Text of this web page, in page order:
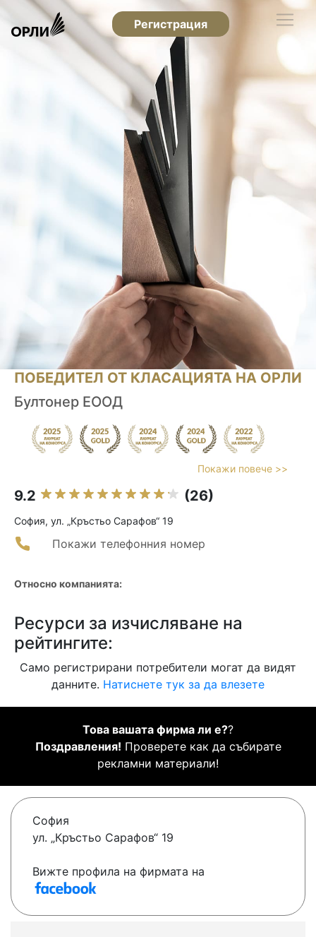
Регистрация
ПОБЕДИТЕЛ ОТ КЛАСАЦИЯТА НА ОРЛИ
Бултонер ЕООД
Покажи повече >>
9.2 (26)
София, ул. „Кръстьо Сарафов“ 19
Покажи телефонния номер
Относно компанията:
Ресурси за изчисляване на
рейтингите:
Само регистрирани потребители могат да видят
данните. Натиснете тук за да влезете
Това вашата фирма ли е??
Поздравления! Проверете как да събирате
рекламни материали!
София
ул. „Кръстьо Сарафов“ 19
Вижте профила на фирмата на